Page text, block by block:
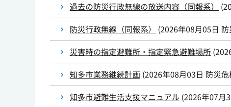
過去の防災行政無線の放送内容（同報系） (
防災行政無線（同報系）
(2026年08月05日
災害時の指定避難所・指定緊急避難場所 (
知多市業務継続計画 (2026年08月03日 防災
知多市避難生活支援マニュアル (2026年07月